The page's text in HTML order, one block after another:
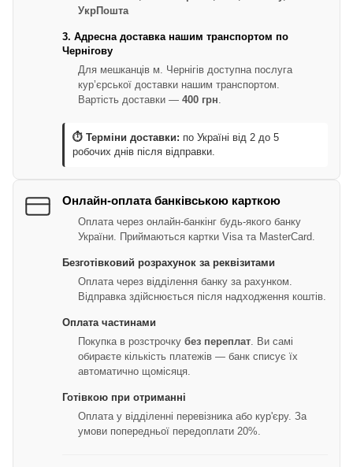
УкрПошта
3. Адресна доставка нашим транспортом по
Чернігову
Для мешканців м. Чернігів доступна послуга
кур’єрської доставки нашим транспортом.
Вартість доставки — 400 грн.
⏱ Терміни доставки: по Україні від 2 до 5
робочих днів після відправки.
Онлайн-оплата банківською карткою
Оплата через онлайн-банкінг будь-якого банку
України. Приймаються картки Visa та MasterCard.
Безготівковий розрахунок за реквізитами
Оплата через відділення банку за рахунком.
Відправка здійснюється після надходження коштів.
Оплата частинами
Покупка в розстрочку без переплат. Ви самі
обираєте кількість платежів — банк списує їх
автоматично щомісяця.
Готівкою при отриманні
Оплата у відділенні перевізника або кур'єру. За
умови попередньої передоплати 20%.